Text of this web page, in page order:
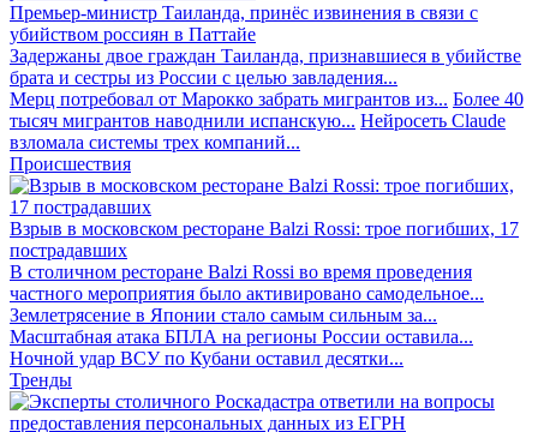
Премьер-министр Таиланда, принёс извинения в связи с
убийством россиян в Паттайе
Задержаны двое граждан Таиланда, признавшиеся в убийстве
брата и сестры из России с целью завладения...
Мерц потребовал от Марокко забрать мигрантов из... Более 40
тысяч мигрантов наводнили испанскую... Нейросеть Claude
взломала системы трех компаний...
Происшествия
Взрыв в московском ресторане Balzi Rossi: трое погибших, 17
пострадавших
В столичном ресторане Balzi Rossi во время проведения
частного мероприятия было активировано самодельное...
Землетрясение в Японии стало самым сильным за...
Масштабная атака БПЛА на регионы России оставила...
Ночной удар ВСУ по Кубани оставил десятки...
Тренды